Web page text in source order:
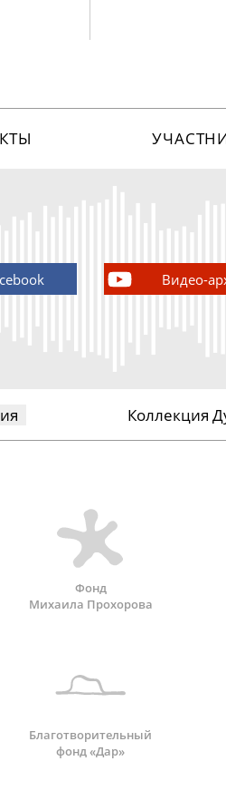
Видео-
Коллекция
Фонд
Михаила Прохорова
Благотворительный
фонд «Дар»